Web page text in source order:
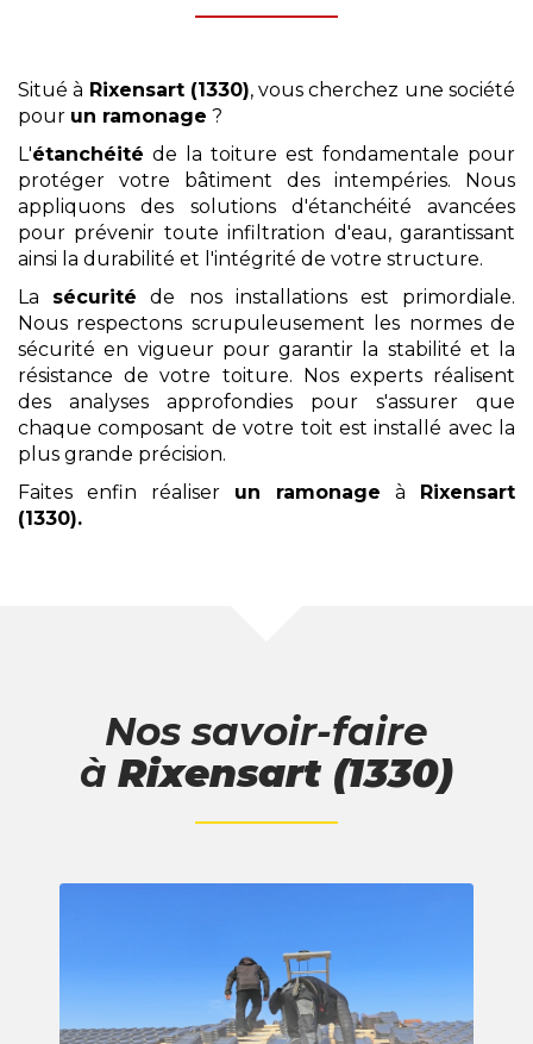
Situé à Rixensart (1330), vous cherchez une société
pour un ramonage ?
L'étanchéité de la toiture est fondamentale pour
protéger votre bâtiment des intempéries. Nous
appliquons des solutions d'étanchéité avancées
pour prévenir toute infiltration d'eau, garantissant
ainsi la durabilité et l'intégrité de votre structure.
La sécurité de nos installations est primordiale.
Nous respectons scrupuleusement les normes de
sécurité en vigueur pour garantir la stabilité et la
résistance de votre toiture. Nos experts réalisent
des analyses approfondies pour s'assurer que
chaque composant de votre toit est installé avec la
plus grande précision.
Faites enfin réaliser un ramonage à Rixensart
(1330).
Nos savoir-faire
à Rixensart (1330)